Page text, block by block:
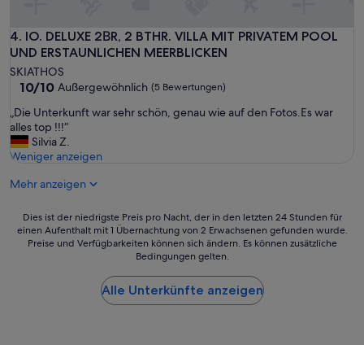
4. IO. DELUXE 2ΒR, 2 BTHR. VILLA MIT PRIVATEM POOL
UND ERSTAUNLICHEN MEERBLICKEN
IO. DELUXE 2ΒR, 2 BTHR. VILLA MIT PRIVATEM POOL UND
SKIATHOS
10.0
10,
Außergewöhnlich,
(5
Bewertungen)
10/10 Außergewöhnlich (5 Bewertungen)
„
D
i
e
n
„Die Unterkunft war sehr schön, genau wie auf den Fotos.Es war
alles top !!!“
Silvia Z.
Weniger anzeigen
Mehr anzeigen
Dies
ist
Dies ist der niedrigste Preis pro Nacht, der in den letzten 24 Stunden für
einen Aufenthalt mit 1 Übernachtung von 2 Erwachsenen gefunden wurde.
Preise und Verfügbarkeiten können sich ändern. Es können zusätzliche
Bedingungen gelten.
Alle Unterkünfte anzeigen